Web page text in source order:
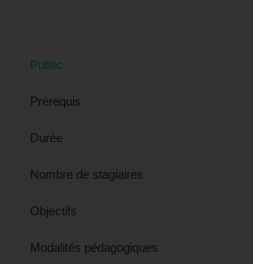
Public
Prérequis
Durée
Nombre de stagiaires
Objectifs
Modalités pédagogiques